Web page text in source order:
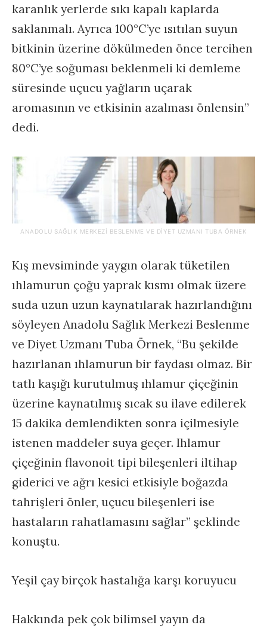
karanlık yerlerde sıkı kapalı kaplarda
saklanmalı. Ayrıca 100°C’ye ısıtılan suyun
bitkinin üzerine dökülmeden önce tercihen
80°C’ye soğuması beklenmeli ki demleme
süresinde uçucu yağların uçarak
aromasının ve etkisinin azalması önlensin”
dedi.
ANADOLU SAĞLIK MERKEZI BESLENME VE DIYET UZMANI TUBA ÖRNEK
Kış mevsiminde yaygın olarak tüketilen
ıhlamurun çoğu yaprak kısmı olmak üzere
suda uzun uzun kaynatılarak hazırlandığını
söyleyen Anadolu Sağlık Merkezi Beslenme
ve Diyet Uzmanı Tuba Örnek, “Bu şekilde
hazırlanan ıhlamurun bir faydası olmaz. Bir
tatlı kaşığı kurutulmuş ıhlamur çiçeğinin
üzerine kaynatılmış sıcak su ilave edilerek
15 dakika demlendikten sonra içilmesiyle
istenen maddeler suya geçer. Ihlamur
çiçeğinin flavonoit tipi bileşenleri iltihap
giderici ve ağrı kesici etkisiyle boğazda
tahrişleri önler, uçucu bileşenleri ise
hastaların rahatlamasını sağlar” şeklinde
konuştu.
Yeşil çay birçok hastalığa karşı koruyucu
Hakkında pek çok bilimsel yayın da